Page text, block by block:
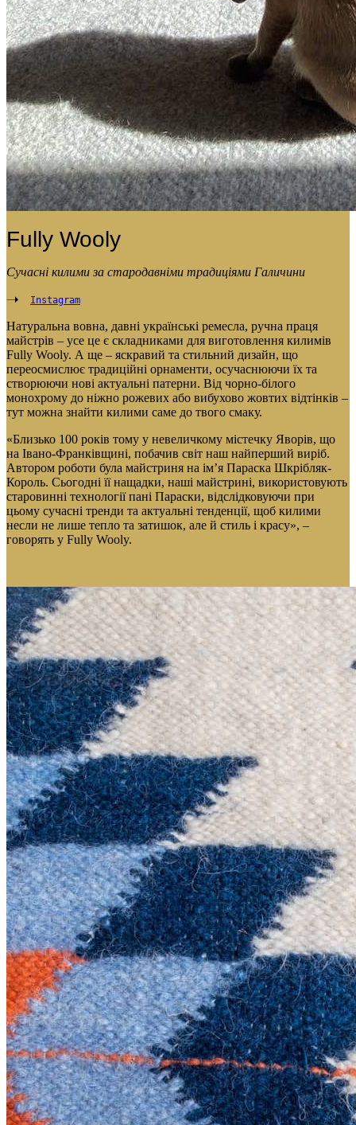
Fully Wooly
Сучасні килими за стародавніми традиціями Галичини
Instagram
Натуральна вовна, давні українські ремесла, ручна праця
майстрів – усе це є складниками для виготовлення килимів
Fully Wooly. А ще – яскравий та стильний дизайн, що
переосмислює традиційні орнаменти, осучаснюючи їх та
створюючи нові актуальні патерни. Від чорно-білого
монохрому до ніжно рожевих або вибухово жовтих відтінків –
тут можна знайти килими саме до твого смаку.
«Близько 100 років тому у невеличкому містечку Яворів, що
на Івано-Франківщині, побачив світ наш найперший виріб.
Автором роботи була майстриня на ім’я Параска Шкрібляк-
Король. Сьогодні її нащадки, наші майстрині, використовують
старовинні технології пані Параски, відслідковуючи при
цьому сучасні тренди та актуальні тенденції, щоб килими
несли не лише тепло та затишок, але й стиль і красу», –
говорять у Fully Wooly.